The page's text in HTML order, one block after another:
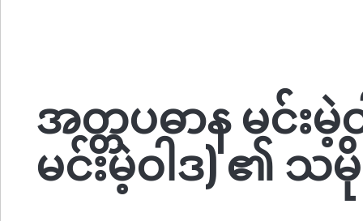
အတ္တပဓာန မင်း
မင်းမဲ့ဝါဒ) ၏ သမို